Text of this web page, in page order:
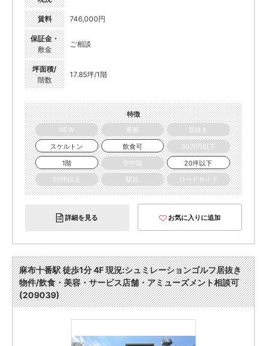
賃料 746,000円
保証金・
敷金
ご相談
坪面積/
階数
17.85坪/1階
特徴
NEW
更新
居抜き
スケルトン
飲食可
30万円以下
1階
空中階
20坪以下
50坪以上
駅近 ロードサイド
詳細を見る お気に入りに追加
麻布十番駅 徒歩1分 4F 現況:シュミレーションゴルフ居抜き
物件/飲食・美容・サービス店舗・アミューズメント相談可
(209039)